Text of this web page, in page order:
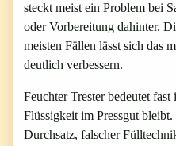
steckt meist ein Problem bei
oder Vorbereitung dahinter.
meisten Fällen lässt sich das
deutlich verbessern.
Feuchter Trester bedeutet
Flüssigkeit im Pressgut
Durchsatz, falscher